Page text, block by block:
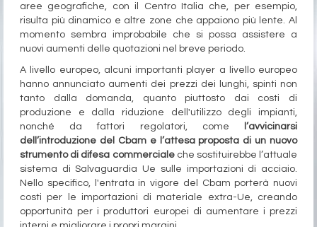
aree geografiche, con il Centro Italia che, per esempio,
risulta più dinamico e altre zone che appaiono più lente. Al
momento sembra improbabile che si possa assistere a
nuovi aumenti delle quotazioni nel breve periodo.
A livello europeo, alcuni importanti player a livello europeo
hanno annunciato aumenti dei prezzi dei lunghi, spinti non
tanto dalla domanda, quanto piuttosto dai costi di
produzione e dalla riduzione dell'utilizzo degli impianti,
nonché da fattori regolatori, come
l’avvicinarsi
dell’introduzione del Cbam e l’attesa proposta di un nuovo
strumento di difesa commercialeche sostituirebbe l’attuale
sistema di Salvaguardia Ue sulle importazioni di acciaio.
Nello specifico, l'entrata in vigore del Cbam porterà nuovi
costi per le importazioni di materiale extra-Ue, creando
opportunità per i produttori europei di aumentare i prezzi